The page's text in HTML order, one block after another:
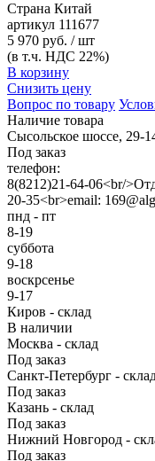
Страна Китай
артикул 111677
5 970 руб. / шт
(в т.ч. НДС 22%)
В корзину
Снизить цену
Вопрос по товару
Наличие товара
Сысольское шоссе, 29-
Под заказ
телефон:
8(8212)21-64-06<br/
20-35<br>email:
пнд - пт
8-19
суббота
9-18
воскрсенье
9-17
Киров - склад
В наличии
Москва - склад
Под заказ
Санкт-Петербург -
Под заказ
Казань - склад
Под заказ
Нижний Новгород -
Под заказ